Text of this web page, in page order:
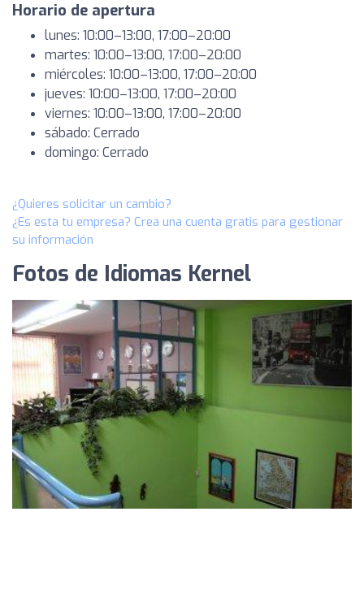
Horario de apertura
lunes: 10:00–13:00, 17:00–20:00
martes: 10:00–13:00, 17:00–20:00
miércoles: 10:00–13:00, 17:00–20:00
jueves: 10:00–13:00, 17:00–20:00
viernes: 10:00–13:00, 17:00–20:00
sábado: Cerrado
domingo: Cerrado
¿Quieres solicitar un cambio?
¿Es esta tu empresa? Crea una cuenta gratis para gestionar
su información
Fotos de Idiomas Kernel